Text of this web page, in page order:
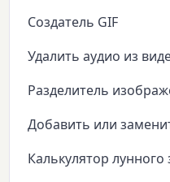
Создатель GIF
Удалить аудио из
Разделитель
Добавить или
Калькулятор лунного